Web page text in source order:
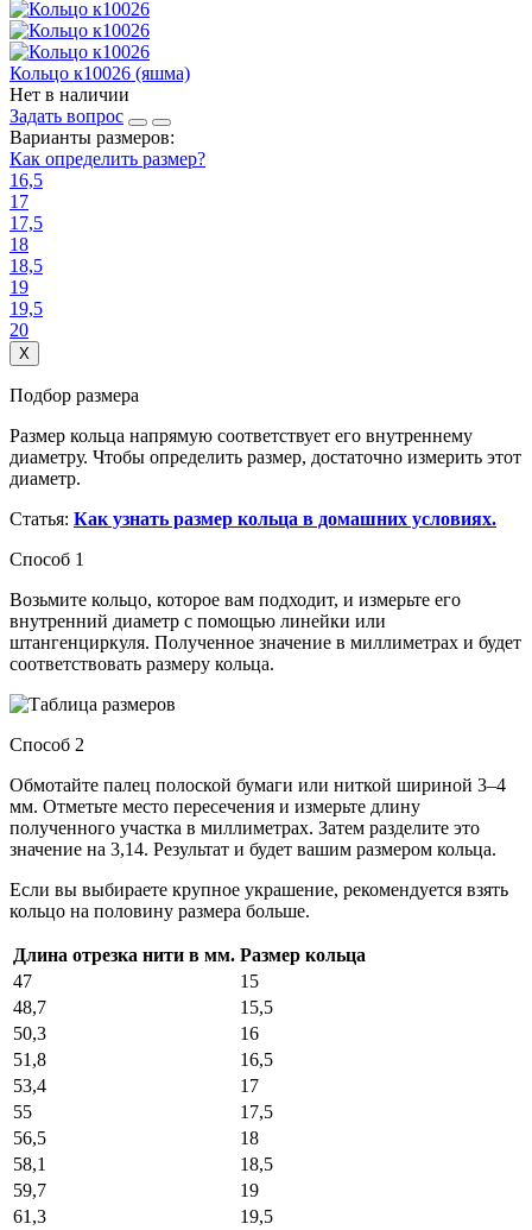
Кольцо к10026 (яшма)
Нет в наличии
Задать вопрос
Варианты размеров:
Как определить размер?
16,5
17
17,5
18
18,5
19
19,5
20
X
Подбор размера
Размер кольца напрямую соответствует его внутреннему
диаметру. Чтобы определить размер, достаточно измерить этот
диаметр.
Статья: Как узнать размер кольца в домашних условиях.
Способ 1
Возьмите кольцо, которое вам подходит, и измерьте его
внутренний диаметр с помощью линейки или
штангенциркуля. Полученное значение в миллиметрах и будет
соответствовать размеру кольца.
Способ 2
Обмотайте палец полоской бумаги или ниткой шириной 3–4
мм. Отметьте место пересечения и измерьте длину
полученного участка в миллиметрах. Затем разделите это
значение на 3,14. Результат и будет вашим размером кольца.
Если вы выбираете крупное украшение, рекомендуется взять
кольцо на половину размера больше.
Длина отрезка нити в мм. Размер кольца
47
15
48,7
15,5
50,3
16
51,8
16,5
53,4
17
55
17,5
56,5
18
58,1
18,5
59,7
19
61,3
19,5